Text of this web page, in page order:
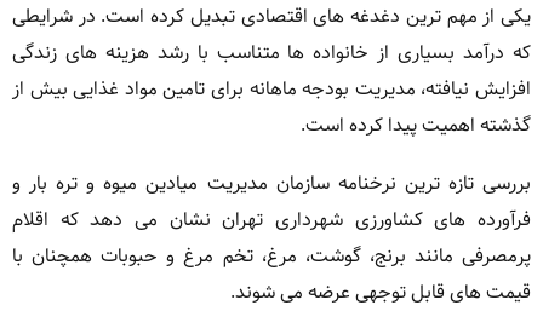
یکی از مهم ترین دغدغه های اقتصادی تبدیل کرده است. در شرایطی
که درآمد بسیاری از خانواده ها متناسب با رشد هزینه های زندگی
افزایش نیافته، مدیریت بودجه ماهانه برای تامین مواد غذایی بیش از
گذشته اهمیت پیدا کرده است.
بررسی تازه ترین نرخنامه سازمان مدیریت میادین میوه و تره بار و
فرآورده های کشاورزی شهرداری تهران نشان می دهد که اقلام
پرمصرفی مانند برنج، گوشت، مرغ، تخم مرغ و حبوبات همچنان با
قیمت های قابل توجهی عرضه می شوند.